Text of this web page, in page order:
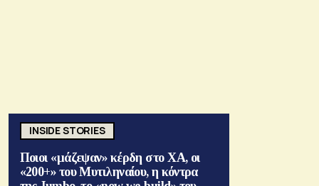
INSIDE STORIES
Ποιοι «μάζεψαν» κέρδη στο ΧΑ, οι
«200+» του Μυτιληναίου, η κόντρα